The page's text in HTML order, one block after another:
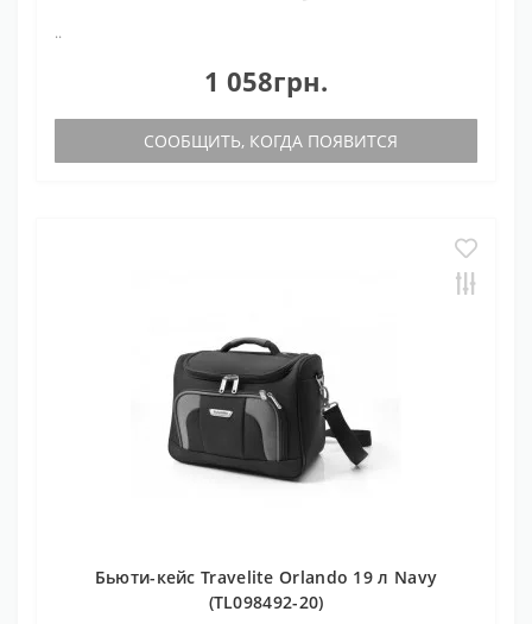
..
1 058грн.
СООБЩИТЬ, КОГДА ПОЯВИТСЯ
Бьюти-кейс Travelite Orlando 19 л Navy
(TL098492-20)